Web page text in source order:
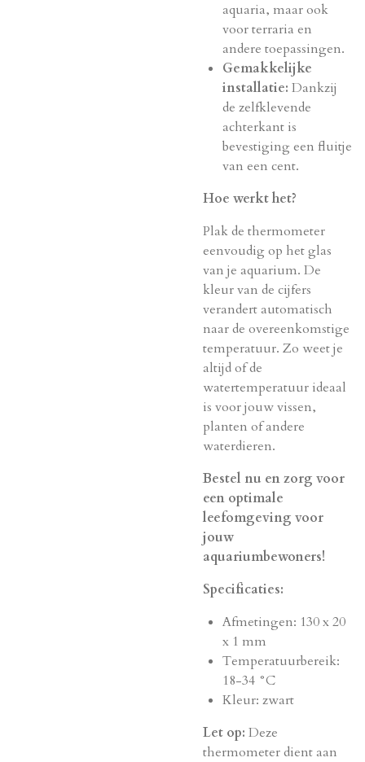
aquaria, maar ook
voor terraria en
andere toepassingen.
Gemakkelijke
installatie: Dankzij
de zelfklevende
achterkant is
bevestiging een fluitje
van een cent.
Hoe werkt het?
Plak de thermometer
eenvoudig op het glas
van je aquarium. De
kleur van de cijfers
verandert automatisch
naar de overeenkomstige
temperatuur. Zo weet je
altijd of de
watertemperatuur ideaal
is voor jouw vissen,
planten of andere
waterdieren.
Bestel nu en zorg voor
een optimale
leefomgeving voor
jouw
aquariumbewoners!
Specificaties:
Afmetingen: 130 x 20
x 1 mm
Temperatuurbereik:
18-34 °C
Kleur: zwart
Let op: Deze
thermometer dient aan